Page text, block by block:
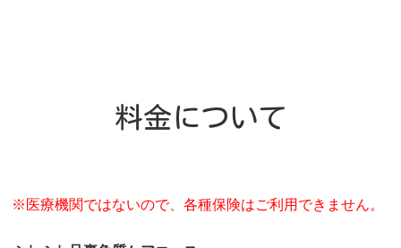
料金について
医療機関ではないので、各種保険はご利用できません。